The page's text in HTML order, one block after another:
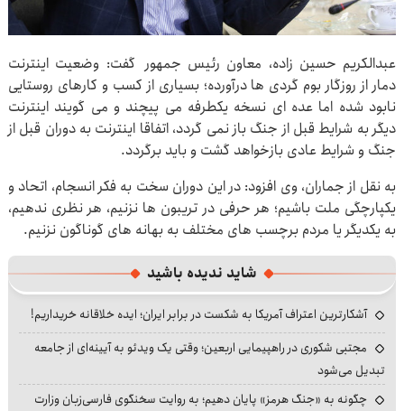
عبدالکریم حسین زاده، معاون رئیس جمهور گفت: وضعیت اینترنت
دمار از روزگار بوم گردی ها درآورده؛ بسیاری از کسب و کارهای روستایی
نابود شده اما عده ای نسخه یکطرفه می پیچند و می گویند اینترنت
دیگر به شرایط قبل از جنگ باز نمی گردد، اتفاقا اینترنت به دوران قبل از
جنگ و شرایط عادی بازخواهد گشت و باید برگردد.
به نقل از جماران، وی افزود: در این دوران سخت به فکر انسجام، اتحاد و
یکپارچگی ملت باشیم؛ هر حرفی در تریبون ها نزنیم، هر نظری ندهیم،
به یکدیگر یا مردم برچسب های مختلف به بهانه های گوناگون نزنیم.
شاید ندیده باشید
آشکارترین اعتراف آمریکا به شکست در برابر ایران؛ ایده خلاقانه خریداریم!
مجتبی شکوری در راهپیمایی اربعین؛ وقتی یک ویدئو به آیینه‌ای از جامعه
تبدیل می‌شود
چگونه به «جنگ هرمز» پایان دهیم؛ به روایت سخنگوی فارسی‌زبان وزارت